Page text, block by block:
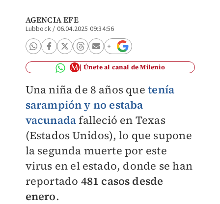
AGENCIA EFE
Lubbock/ 06.04.2025 09:34:56
Únete al canal de Milenio
Una niña de 8 años quetenía
sarampión y no estaba
vacunadafalleció en Texas
(Estados Unidos), lo que supone
la segunda muerte por este
virus en el estado, donde se han
reportado 481 casos desde
enero.